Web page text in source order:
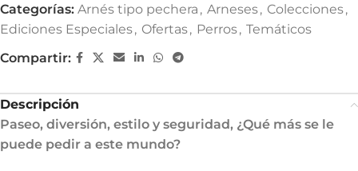
Categorías: Arnés tipo pechera , Arneses, Colecciones,
Ediciones Especiales, Ofertas, Perros, Temáticos
Compartir:
Descripción
Paseo, diversión, estilo y seguridad, ¿Qué más se le
puede pedir a este mundo?